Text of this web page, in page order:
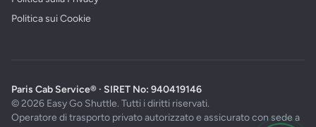
Politica sui Cookie
Paris Cab Service® · SIRET No: 940419146
© 2026 Easy Go Shuttle. Tutti i diritti riservati.
Operatore di trasporto privato autorizzato e assicurato con sede a